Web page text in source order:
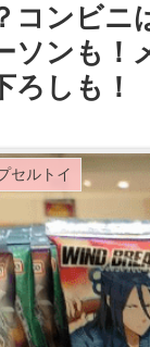
コンビニ
ソンも！
ろしも！
セルトイ